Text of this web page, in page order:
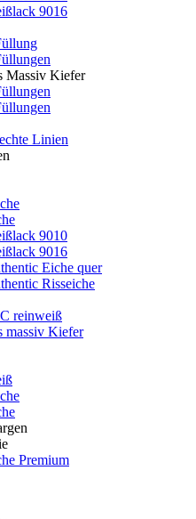
9016
Massiv Kiefer
Linien
9010
9016
Eiche quer
Risseiche
reinweiß
massiv Kiefer
Premium